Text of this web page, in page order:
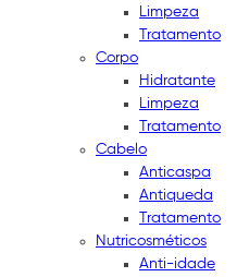
Limpeza
Tratamento
Corpo
Hidratante
Limpeza
Tratamento
Cabelo
Anticaspa
Antiqueda
Tratamento
Nutricosméticos
Anti-idade